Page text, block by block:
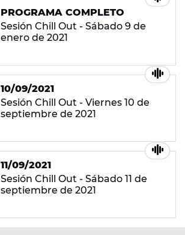
PROGRAMA COMPLETO
Sesión Chill Out - Sábado 9 de
enero de 2021
10/09/2021
Sesión Chill Out - Viernes 10 de
septiembre de 2021
11/09/2021
Sesión Chill Out - Sábado 11 de
septiembre de 2021